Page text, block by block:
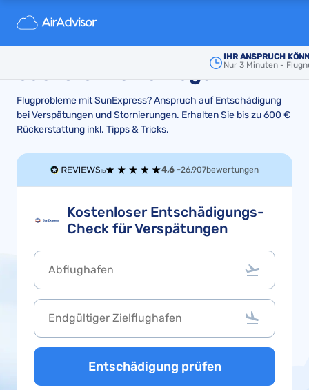
IHR ANSPRUCH
Nur 3 Minuten -
Entschädigung von
SunExpress für verspätete
oder stornierte Flüge
Flugprobleme mit SunExpress? Anspruch auf Entschädigung
bei Verspätungen und Stornierungen. Erhalten Sie bis zu 600 €
Rückerstattung inkl. Tipps & Tricks.
4,6 -26.907bewertungen
Kostenloser Entschädigungs-
Check für Verspätungen
Entschädigung prüfen